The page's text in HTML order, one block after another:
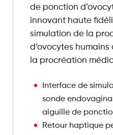
de ponction
innovant haute
simulation de la
d’ovocytes
la procréation
Interface de
sonde
aiguille de
Retour haptique